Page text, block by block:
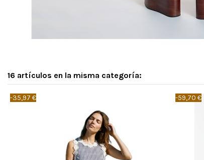
16 artículos en la misma categoría:
-35,97 € -59,70 €